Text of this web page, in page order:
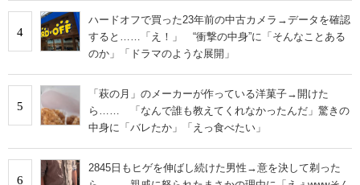
4
ハードオフで買った23年前の中古カメラ→データを確認
すると……「え！」 “衝撃の中身”に「そんなことある
のか」「ドラマのような展開」
5
「萩の月」のメーカーが作っている洋菓子→開けた
ら…… 「なんで誰も教えてくれなかったんだ」驚きの
中身に「バレたか」「えっ食べたい」
6
2845日もヒゲを伸ばし続けた男性→意を決して剃った